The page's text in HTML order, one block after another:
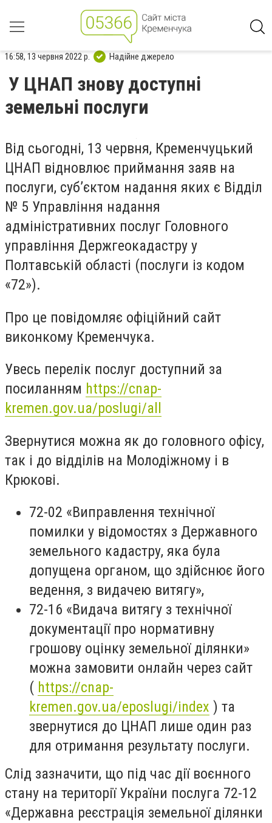
16:58, 13 червня 2022 р. Надійне джерело
У ЦНАП знову доступні
земельні послуги
Від сьогодні, 13 червня, Кременчуцький
ЦНАП відновлює приймання заяв на
послуги, суб’єктом надання яких є Відділ
№ 5 Управління надання
адміністративних послуг Головного
управління Держгеокадастру у
Полтавській області (послуги із кодом
«72»).
Про це повідомляє офіційний сайт
виконкому Кременчука.
Увесь перелік послуг доступний за
посиланням https://cnap-
kremen.gov.ua/poslugi/all
Звернутися можна як до головного офісу,
так і до відділів на Молодіжному і в
Крюкові.
72-02 «Виправлення технічної
помилки у відомостях з Державного
земельного кадастру, яка була
допущена органом, що здійснює його
ведення, з видачею витягу»,
72-16 «Видача витягу з технічної
документації про нормативну
грошову оцінку земельної ділянки»
можна замовити онлайн через сайт
( https://cnap-
kremen.gov.ua/eposlugi/index ) та
звернутися до ЦНАП лише один раз
для отримання результату послуги.
Слід зазначити, що під час дії воєнного
стану на території України послуга 72-12
«Державна реєстрація земельної ділянки